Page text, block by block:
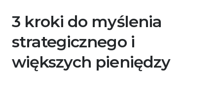
3 kroki do myślenia
strategicznego i
większych pieniędzy